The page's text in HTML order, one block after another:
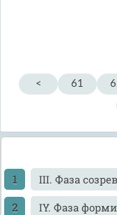
< 61
III. Фаза
IY. Фаза